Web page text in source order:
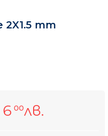
2X1.5 mm
6 00лв.